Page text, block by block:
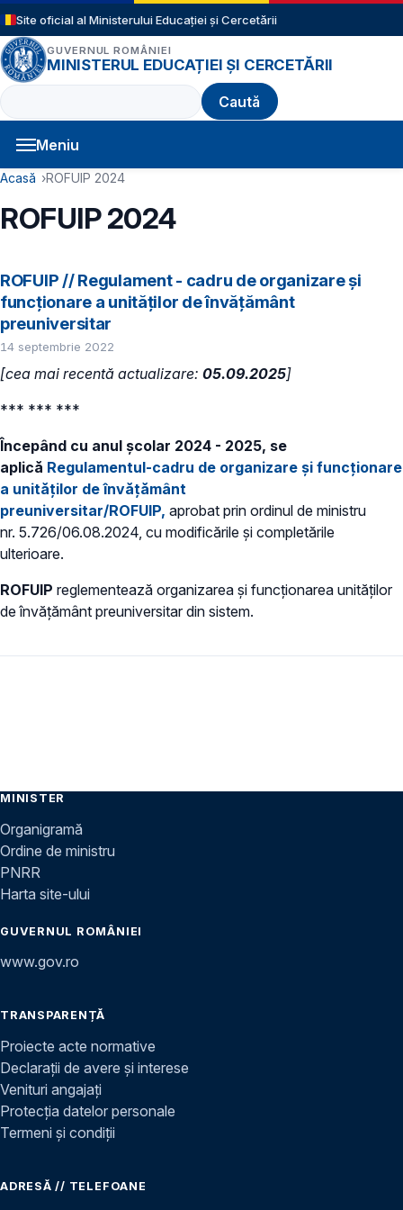
Sari la conținutul principal
Site oficial al Ministerului Educației și Cercetării
GUVERNUL ROMÂNIEI
MINISTERUL EDUCAȚIEI ȘI CERCETĂRII
Caută
Meniu
Navigație principală
Cale de navigare
Acasă ROFUIP 2024
ROFUIP 2024
ROFUIP // Regulament - cadru de organizare și
funcționare a unităților de învățământ
preuniversitar
14 septembrie 2022
[cea mai recentă actualizare: 05.09.2025]
*** *** ***
Începând cu anul școlar 2024 - 2025, se
aplică Regulamentul-cadru de organizare și funcționare
a unităților de învățământ
preuniversitar/ROFUIP, aprobat prin ordinul de ministru
nr. 5.726/06.08.2024, cu modificările și completările
ulterioare.
ROFUIP reglementează organizarea și funcționarea unităților
de învățământ preuniversitar din sistem.
MINISTER
Organigramă
Ordine de ministru
PNRR
Harta site-ului
GUVERNUL ROMÂNIEI
www.gov.ro
TRANSPARENȚĂ
Proiecte acte normative
Declarații de avere și interese
Venituri angajați
Protecția datelor personale
Termeni și condiții
ADRESĂ // TELEFOANE